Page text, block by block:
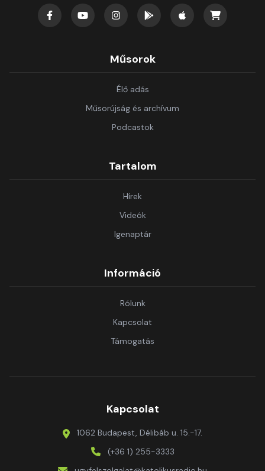
Műsorok
Élő adás
Műsorújság és archívum
Podcastok
Tartalom
Hírek
Videók
Igenaptár
Információ
Rólunk
Kapcsolat
Támogatás
Kapcsolat
1062 Budapest, Délibáb u. 15.-17.
(+36 1) 255-3333